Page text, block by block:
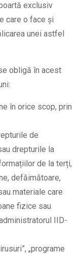
exclusiv
care o face și
unei astfel
obligă în acest
în orice scop, prin
de
drepturile la
de la terți,
defăimătoare,
materiale care
fizice sau
IID-
„programe